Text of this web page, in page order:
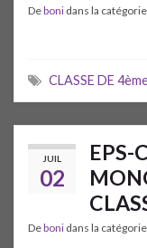
Deboni dans la catégorie
CLASSE DE
JUIL
02
EPS-
Deboni dans la catégorie